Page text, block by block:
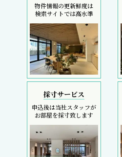
物件情報の更新鮮度は
検索サイトでは高水準
採寸サービス
申込後は当社スタッフが
お部屋を採寸致します